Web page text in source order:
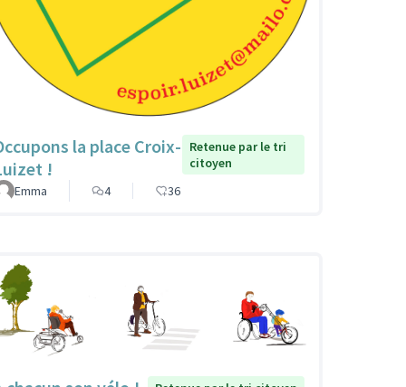
la place Croix-
!
Retenue par le tri
citoyen
Emma
4 36